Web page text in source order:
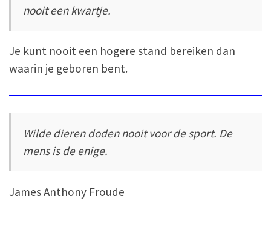
nooit een kwartje.
Je kunt nooit een hogere stand bereiken dan
waarin je geboren bent.
Wilde dieren doden nooit voor de sport. De
mens is de enige.
James Anthony Froude